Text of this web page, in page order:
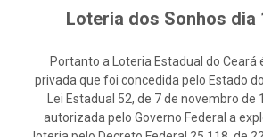
Loteria dos Sonhos dia
Portanto a Loteria Estadual do Ceará
privada que foi concedida pelo Estado
Lei Estadual 52, de 7 de novembro de
autorizada pelo Governo Federal a